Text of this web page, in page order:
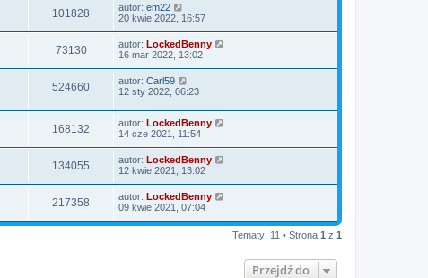
101828 autor: em22
20 kwie 2022, 16:57
73130 autor: LockedBenny
16 mar 2022, 13:02
524660 autor: Carl59
12 sty 2022, 06:23
168132 autor: LockedBenny
14 cze 2021, 11:54
134055 autor: LockedBenny
12 kwie 2021, 13:02
217358 autor: LockedBenny
09 kwie 2021, 07:04
Tematy: 11 • Strona 1 z 1
Przejdź do